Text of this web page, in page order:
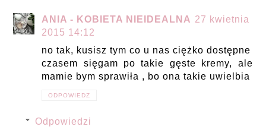
ANIA - KOBIETA NIEIDEALNA 27 kwietnia
2015 14:12
no tak, kusisz tym co u nas ciężko dostępne
czasem sięgam po takie gęste kremy, ale
mamie bym sprawiła , bo ona takie uwielbia
ODPOWIEDZ
Odpowiedzi